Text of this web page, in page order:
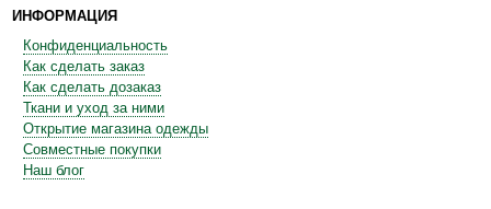
ИНФОРМАЦИЯ
Конфиденциальность
Как сделать заказ
Как сделать дозаказ
Ткани и уход за ними
Открытие магазина одежды
Совместные покупки
Наш блог